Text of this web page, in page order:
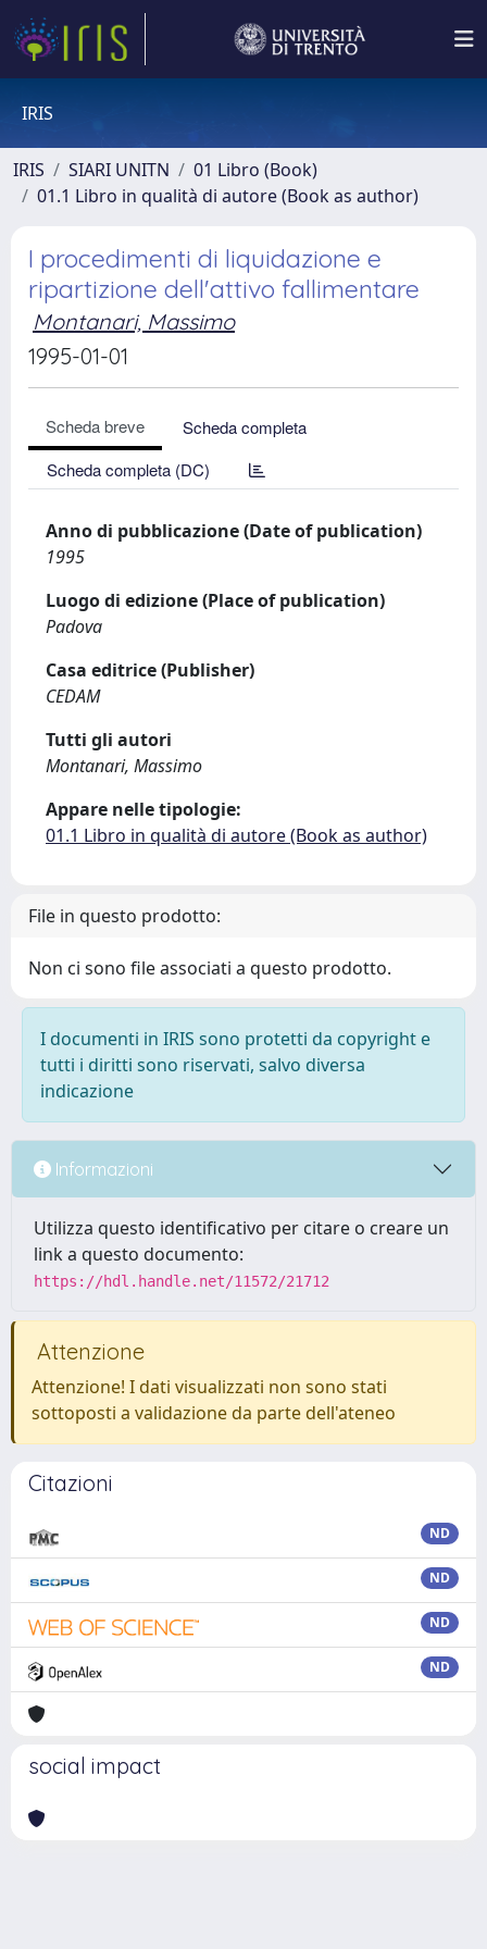
IRIS
IRIS SIARI UNITN
01 Libro (Book)
01.1 Libro in qualità di autore (Book as author)
I procedimenti di liquidazione e
ripartizione dell'attivo fallimentare
Montanari, Massimo
1995-01-01
Scheda breve
Scheda completa
Scheda completa (DC)
Anno di pubblicazione (Date of publication)
1995
Luogo di edizione (Place of publication)
Padova
Casa editrice (Publisher)
CEDAM
Tutti gli autori
Montanari, Massimo
Appare nelle tipologie:
01.1 Libro in qualità di autore (Book as author)
File in questo prodotto:
Non ci sono file associati a questo prodotto.
I documenti in IRIS sono protetti da copyright e
tutti i diritti sono riservati, salvo diversa
indicazione
Informazioni
Utilizza questo identificativo per citare o creare un
link a questo documento:
https://hdl.handle.net/11572/21712
Attenzione
Attenzione! I dati visualizzati non sono stati
sottoposti a validazione da parte dell'ateneo
Citazioni
ND
ND
ND
ND
social impact